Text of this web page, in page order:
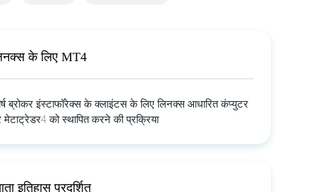
के लिए MT4
ब्रोकर इंस्टाफॉरेक्स के क्लाइंटस के लिए लिनक्स आधारित कंप्युटर
मेटाट्रेडर4 को स्थापित करने की प्रक्रिया
इतिहास प्रदर्शित